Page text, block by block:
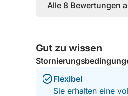
Alle 8 Bewertungen
Gut zu wissen
Flexibel
Sie erhalten eine